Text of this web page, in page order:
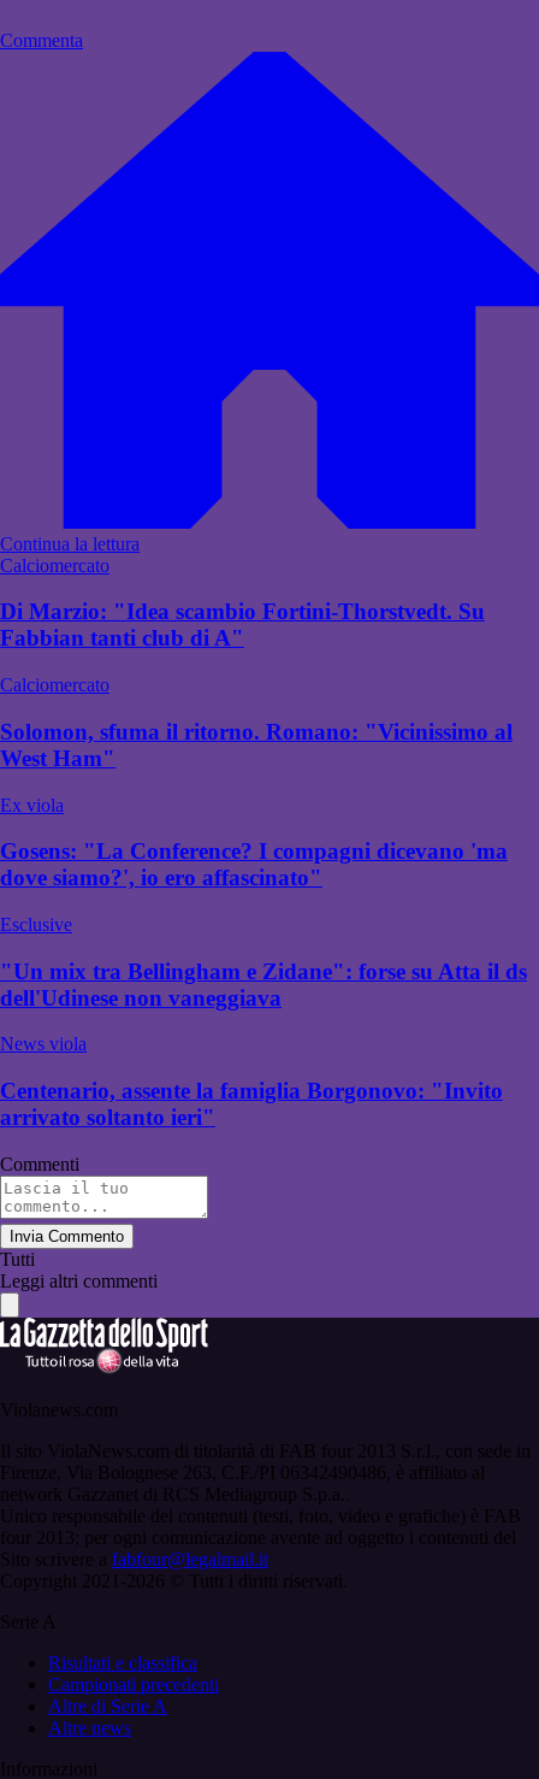
Commenta
Continua la lettura
Calciomercato
Di Marzio: "Idea scambio Fortini-Thorstvedt. Su
Fabbian tanti club di A"
Calciomercato
Solomon, sfuma il ritorno. Romano: "Vicinissimo al
West Ham"
Ex viola
Gosens: "La Conference? I compagni dicevano 'ma
dove siamo?', io ero affascinato"
Esclusive
"Un mix tra Bellingham e Zidane": forse su Atta il ds
dell'Udinese non vaneggiava
News viola
Centenario, assente la famiglia Borgonovo: "Invito
arrivato soltanto ieri"
Commenti
Invia Commento
Tutti
Leggi altri commenti
Violanews.com
Il sito ViolaNews.com di titolarità di FAB four 2013 S.r.l., con sede in
Firenze, Via Bolognese 263, C.F./PI 06342490486, è affiliato al
network Gazzanet di RCS Mediagroup S.p.a..
Unico responsabile dei contenuti (testi, foto, video e grafiche) è FAB
four 2013; per ogni comunicazione avente ad oggetto i contenuti del
Sito scrivere a fabfour@legalmail.it
Copyright 2021-2026 © Tutti i diritti riservati.
Serie A
Risultati e classifica
Campionati precedenti
Altre di Serie A
Altre news
Informazioni